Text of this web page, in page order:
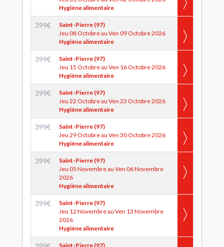
Hygiène alimentaire
399€
Saint-Pierre (97)
Jeu 08 Octobre au Ven 09 Octobre 2026
Hygiène alimentaire
399€
Saint-Pierre (97)
Jeu 15 Octobre au Ven 16 Octobre 2026
Hygiène alimentaire
399€
Saint-Pierre (97)
Jeu 22 Octobre au Ven 23 Octobre 2026
Hygiène alimentaire
399€
Saint-Pierre (97)
Jeu 29 Octobre au Ven 30 Octobre 2026
Hygiène alimentaire
399€
Saint-Pierre (97)
Jeu 05 Novembre au Ven 06 Novembre
2026
Hygiène alimentaire
399€
Saint-Pierre (97)
Jeu 12 Novembre au Ven 13 Novembre
2026
Hygiène alimentaire
Saint-Pierre (97)